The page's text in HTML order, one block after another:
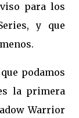
para los
y que
podamos
la primera
Warrior